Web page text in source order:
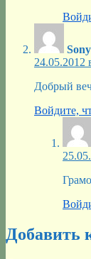
24.05.2012
Добрый
Войдите,
Добавить